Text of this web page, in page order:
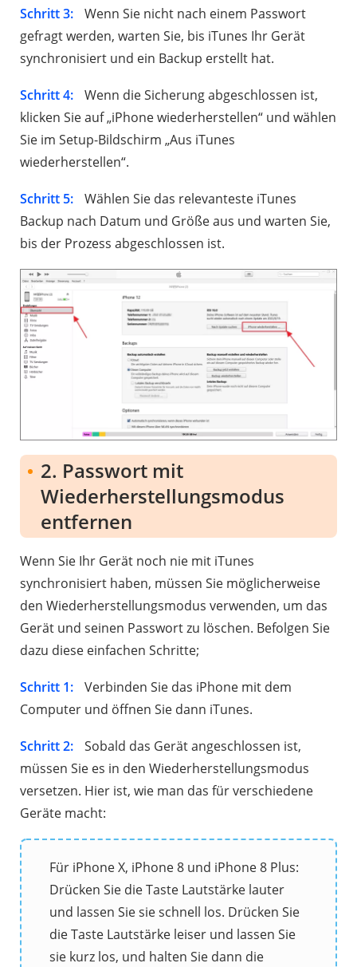
Schritt 3:
Wenn Sie nicht nach einem Passwort
gefragt werden, warten Sie, bis iTunes Ihr Gerät
synchronisiert und ein Backup erstellt hat.
Schritt 4:
Wenn die Sicherung abgeschlossen ist,
klicken Sie auf „iPhone wiederherstellen“ und wählen
Sie im Setup-Bildschirm „Aus iTunes
wiederherstellen“.
Schritt 5:
Wählen Sie das relevanteste iTunes
Backup nach Datum und Größe aus und warten Sie,
bis der Prozess abgeschlossen ist.
2. Passwort mit
Wiederherstellungsmodus
entfernen
Wenn Sie Ihr Gerät noch nie mit iTunes
synchronisiert haben, müssen Sie möglicherweise
den Wiederherstellungsmodus verwenden, um das
Gerät und seinen Passwort zu löschen. Befolgen Sie
dazu diese einfachen Schritte;
Schritt 1:
Verbinden Sie das iPhone mit dem
Computer und öffnen Sie dann iTunes.
Schritt 2:
Sobald das Gerät angeschlossen ist,
müssen Sie es in den Wiederherstellungsmodus
versetzen. Hier ist, wie man das für verschiedene
Geräte macht:
Für iPhone X, iPhone 8 und iPhone 8 Plus:
Drücken Sie die Taste Lautstärke lauter
und lassen Sie sie schnell los. Drücken Sie
die Taste Lautstärke leiser und lassen Sie
sie kurz los, und halten Sie dann die